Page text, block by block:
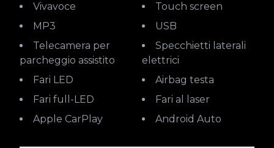
Vivavoce
Touch screen
MP3
USB
Telecamera per
parcheggio assistito
Specchietti laterali
elettrici
Fari LED
Airbag testa
Fari full-LED
Fari al laser
Apple CarPlay
Android Auto